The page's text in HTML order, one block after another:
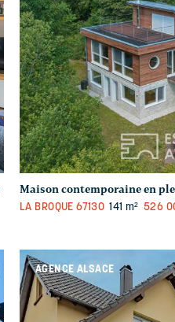
Maison contemporaine en
LA BROQUE 67130 141 m² 526
AGENCE ALSACE